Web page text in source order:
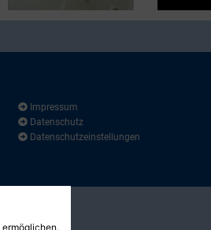
Impressum
Datenschutz
Datenschutz­einstellungen